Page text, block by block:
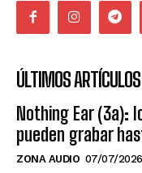
ÚLTIMOS ARTÍCULOS
Nothing Ear (3a):
pueden grabar
ZONA AUDIO 07/07/2026